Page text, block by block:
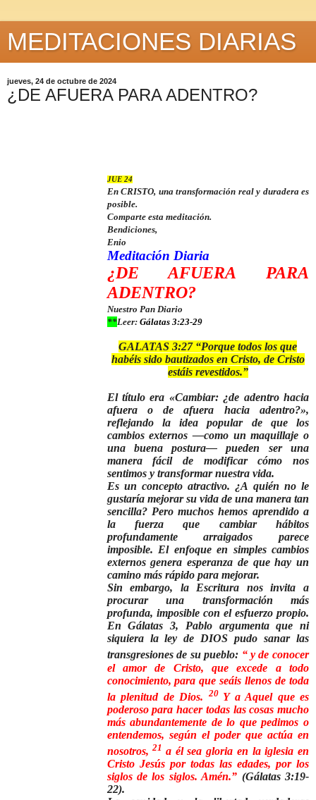
MEDITACIONES DIARIAS
jueves, 24 de octubre de 2024
¿DE AFUERA PARA ADENTRO?
JUE 24
En CRISTO, una transformación real y duradera es
posible.
Comparte esta meditación.
Bendiciones,
Enio
Meditación Diaria
¿DE AFUERA PARA
ADENTRO?
Nuestro Pan Diario
**Leer: Gálatas 3:23-29
GALATAS 3:27 “Porque todos los que
habéis sido bautizados en Cristo, de Cristo
estáis revestidos.”
El título era «Cambiar: ¿de adentro hacia
afuera o de afuera hacia adentro?»,
reflejando la idea popular de que los
cambios externos —como un maquillaje o
una buena postura— pueden ser una
manera fácil de modificar cómo nos
sentimos y transformar nuestra vida.
Es un concepto atractivo. ¿A quién no le
gustaría mejorar su vida de una manera tan
sencilla? Pero muchos hemos aprendido a
la fuerza que cambiar hábitos
profundamente arraigados parece
imposible. El enfoque en simples cambios
externos genera esperanza de que hay un
camino más rápido para mejorar.
Sin embargo, la Escritura nos invita a
procurar una transformación más
profunda, imposible con el esfuerzo propio.
En Gálatas 3, Pablo argumenta que ni
siquiera la ley de DIOS pudo sanar las
transgresiones de su pueblo: “ y de conocer
el amor de Cristo, que excede a todo
conocimiento, para que seáis llenos de toda
la plenitud de Dios. 20 Y a Aquel que es
poderoso para hacer todas las cosas mucho
más abundantemente de lo que pedimos o
entendemos, según el poder que actúa en
nosotros, 21 a él sea gloria en la iglesia en
Cristo Jesús por todas las edades, por los
siglos de los siglos. Amén.” (Gálatas 3:19-
22).